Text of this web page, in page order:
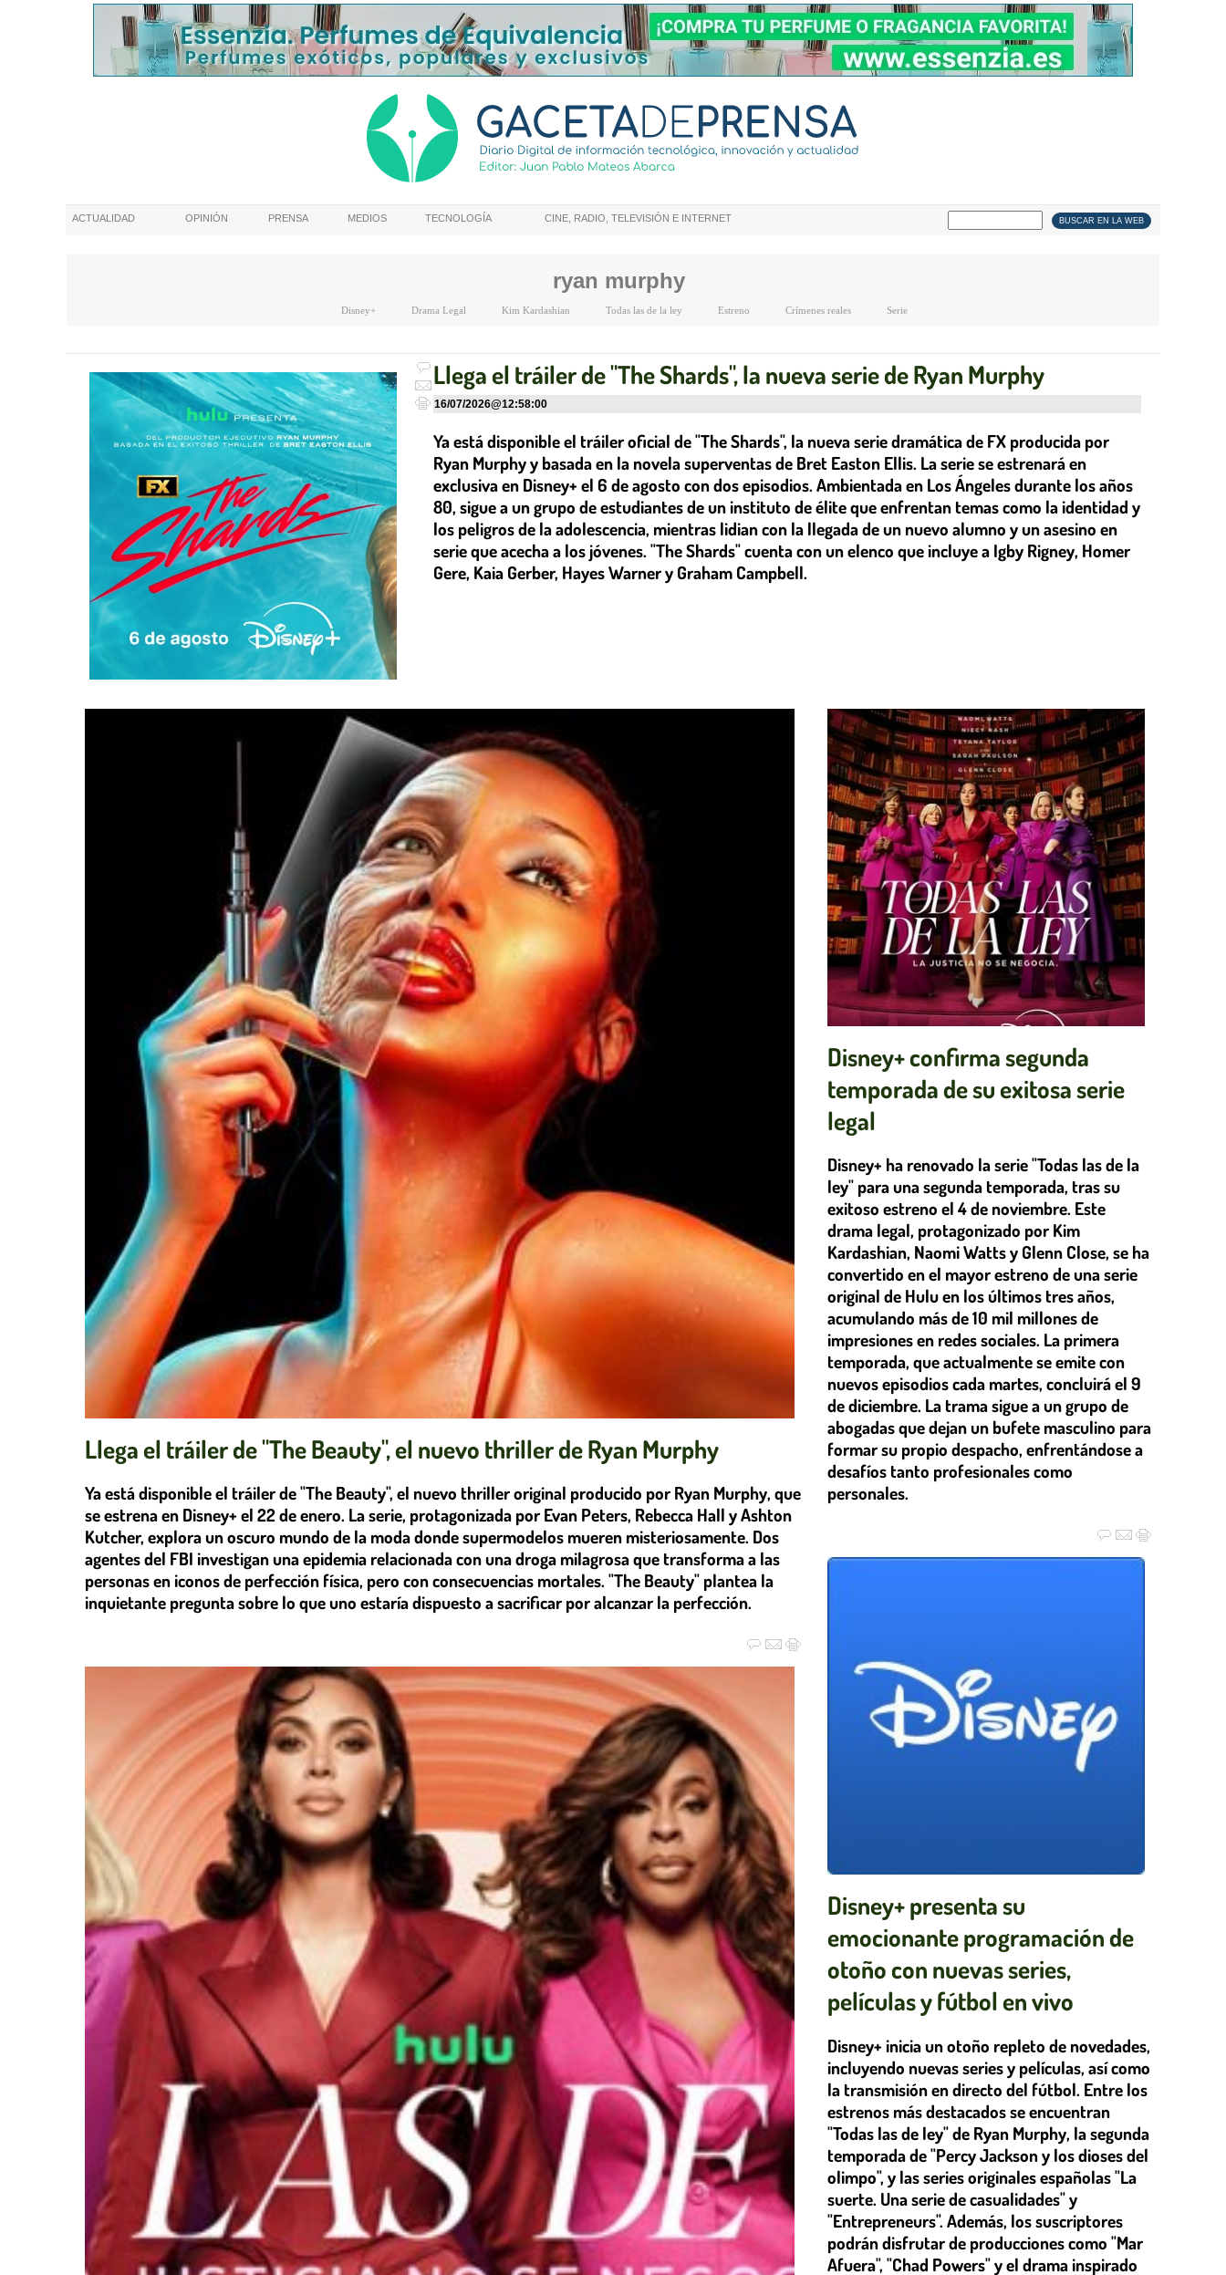
ACTUALIDAD OPINIÓN PRENSA MEDIOS TECNOLOGÍA CINE, RADIO, TELEVISIÓN E INTERNET
ryan murphy
Disney+ Drama Legal Kim Kardashian Todas las de la ley Estreno Crímenes reales Serie
Llega el tráiler de "The Shards", la nueva serie de Ryan Murphy
16/07/2026@12:58:00
Ya está disponible el tráiler oficial de "The Shards", la nueva serie dramática de FX producida por
Ryan Murphy y basada en la novela superventas de Bret Easton Ellis. La serie se estrenará en
exclusiva en Disney+ el 6 de agosto con dos episodios. Ambientada en Los Ángeles durante los años
80, sigue a un grupo de estudiantes de un instituto de élite que enfrentan temas como la identidad y
los peligros de la adolescencia, mientras lidian con la llegada de un nuevo alumno y un asesino en
serie que acecha a los jóvenes. "The Shards" cuenta con un elenco que incluye a Igby Rigney, Homer
Gere, Kaia Gerber, Hayes Warner y Graham Campbell.
Llega el tráiler de "The Beauty", el nuevo thriller de Ryan Murphy
Ya está disponible el tráiler de "The Beauty", el nuevo thriller original producido por Ryan Murphy, que
se estrena en Disney+ el 22 de enero. La serie, protagonizada por Evan Peters, Rebecca Hall y Ashton
Kutcher, explora un oscuro mundo de la moda donde supermodelos mueren misteriosamente. Dos
agentes del FBI investigan una epidemia relacionada con una droga milagrosa que transforma a las
personas en iconos de perfección física, pero con consecuencias mortales. "The Beauty" plantea la
inquietante pregunta sobre lo que uno estaría dispuesto a sacrificar por alcanzar la perfección.
Disney+ confirma segunda
temporada de su exitosa serie
legal
Disney+ ha renovado la serie "Todas las de la
ley" para una segunda temporada, tras su
exitoso estreno el 4 de noviembre. Este
drama legal, protagonizado por Kim
Kardashian, Naomi Watts y Glenn Close, se ha
convertido en el mayor estreno de una serie
original de Hulu en los últimos tres años,
acumulando más de 10 mil millones de
impresiones en redes sociales. La primera
temporada, que actualmente se emite con
nuevos episodios cada martes, concluirá el 9
de diciembre. La trama sigue a un grupo de
abogadas que dejan un bufete masculino para
formar su propio despacho, enfrentándose a
desafíos tanto profesionales como
personales.
Disney+ presenta su
emocionante programación de
otoño con nuevas series,
películas y fútbol en vivo
Disney+ inicia un otoño repleto de novedades,
incluyendo nuevas series y películas, así como
la transmisión en directo del fútbol. Entre los
estrenos más destacados se encuentran
"Todas las de ley" de Ryan Murphy, la segunda
temporada de "Percy Jackson y los dioses del
olimpo", y las series originales españolas "La
suerte. Una serie de casualidades" y
"Entrepreneurs". Además, los suscriptores
podrán disfrutar de producciones como "Mar
Afuera", "Chad Powers" y el drama inspirado